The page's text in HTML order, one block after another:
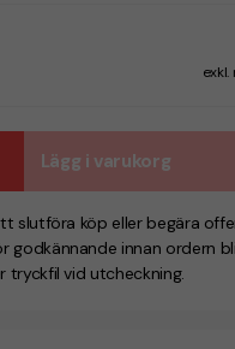
Lägg i varukorg
slutföra köp eller begära
godkännande innan ordern
tryckfil vid utcheckning.